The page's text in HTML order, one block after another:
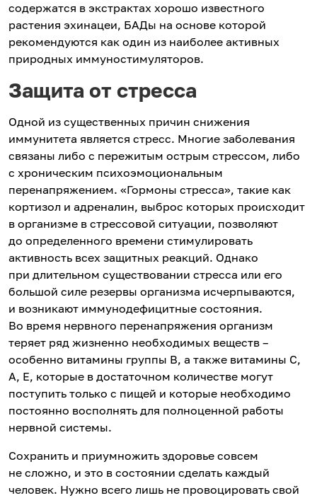
содержатся в экстрактах хорошо известного
растения эхинацеи, БАДы на основе которой
рекомендуются как один из наиболее активных
природных иммуностимуляторов.
Защита от стресса
Одной из существенных причин снижения
иммунитета является стресс. Многие заболевания
связаны либо с пережитым острым стрессом, либо
с хроническим психоэмоциональным
перенапряжением. «Гормоны стресса», такие как
кортизол и адреналин, выброс которых происходит
в организме в стрессовой ситуации, позволяют
до определенного времени стимулировать
активность всех защитных реакций. Однако
при длительном существовании стресса или его
большой силе резервы организма исчерпываются,
и возникают иммунодефицитные состояния.
Во время нервного перенапряжения организм
теряет ряд жизненно необходимых веществ –
особенно витамины группы В, а также витамины С,
А, Е, которые в достаточном количестве могут
поступить только с пищей и которые необходимо
постоянно восполнять для полноценной работы
нервной системы.
Сохранить и приумножить здоровье совсем
не сложно, и это в состоянии сделать каждый
человек. Нужно всего лишь не провоцировать свой